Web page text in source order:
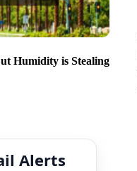
Humidity is Stealing
Alerts